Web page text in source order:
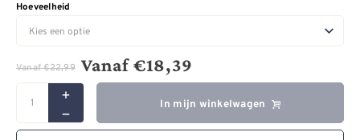
Hoeveelheid
Vanaf€22,99 Vanaf€18,39
In mijn winkelwagen